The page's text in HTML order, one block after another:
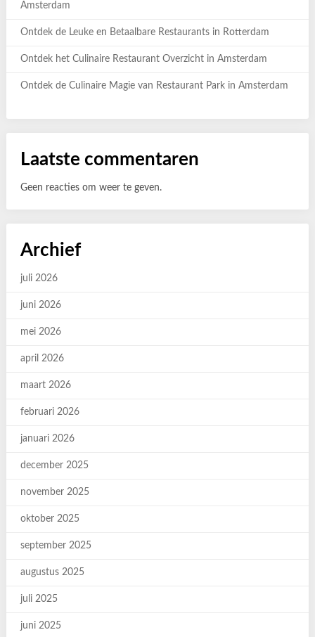
Amsterdam
Ontdek de Leuke en Betaalbare Restaurants in Rotterdam
Ontdek het Culinaire Restaurant Overzicht in Amsterdam
Ontdek de Culinaire Magie van Restaurant Park in Amsterdam
Laatste commentaren
Geen reacties om weer te geven.
Archief
juli 2026
juni 2026
mei 2026
april 2026
maart 2026
februari 2026
januari 2026
december 2025
november 2025
oktober 2025
september 2025
augustus 2025
juli 2025
juni 2025